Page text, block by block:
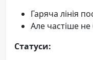
Гаряча лінія
Але частіше
Статуси: